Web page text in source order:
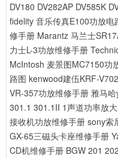
DV180 DV282AP DV585K
fidelity 音乐传真E100功放电
修手册 Marantz 马兰士
力士L-3功放维修手册
McIntosh 麦景图MC7150功
路图 kenwood建伍KRF-
VR-357功放维修手册 雅马
301.1 301.1II 1声道功率放
接收机功放维修手册 sony索
GX-65三磁头卡座维修手册
CD机维修手册 BGW 201